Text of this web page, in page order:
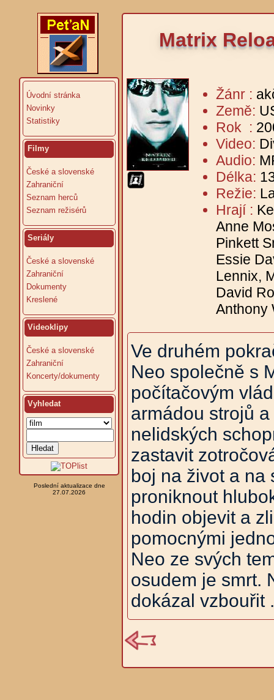
Úvodní stránka
Novinky
Statistiky
Filmy
České a slovenské
Zahraniční
Seznam herců
Seznam režisérů
Seriály
České a slovenské
Zahraniční
Dokumenty
Kreslené
Videoklipy
České a slovenské
Zahraniční
Koncerty/dokumenty
Vyhledat
Poslední aktualizace dne
27.07.2026
Matrix
Žánr :
Země:
Rok :
Video:
Audio:
Délka:
Režie:
Hrají :
Anne
Pinkett
Essie
Lennix,
David
Anthony
Ve druhém
Neo společně s
počítačovým
armádou strojů
nelidských
zastavit
boj na život a na
proniknout
hodin objevit a
pomocnými
Neo ze svých
osudem je smrt.
dokázal vzbouřit